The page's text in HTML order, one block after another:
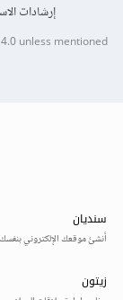
إرشادات
unless mentioned